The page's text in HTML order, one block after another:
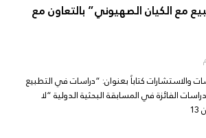
مع الكيان الصهيوني” بالتعاون مع
والاستشارات كتاباً بعنوان: “دراسات في التطبيع
الفائزة في المسابقة البحثية الدولية “لا